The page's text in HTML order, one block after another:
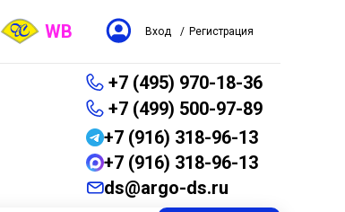
WB Вход / Регистрация
+7 (495) 970-18-36
+7 (499) 500-97-89
+7 (916) 318-96-13
+7 (916) 318-96-13
ds@argo-ds.ru